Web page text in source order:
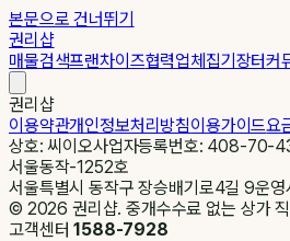
본문으로 건너뛰기
권리샵
매물검색프랜차이즈협력업체집기장터커
권리샵
이용약관개인정보처리방침이용가이드요
상호: 씨이오사업자등록번호: 408-70-
서울동작-1252호
서울특별시 동작구 장승배기로4길 9운
© 2026 권리샵. 중개수수료 없는 상가
고객센터1588-7928